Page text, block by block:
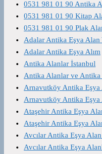
0531 981 01 90 Antika
0531 981 01 90 Kitap
0531 981 01 90 Plak
Adalar Antika Eşya Alan
Adalar Antika Eşya Alım
Antika Alanlar İstanbul
Antika Alanlar ve Antika
Arnavutköy Antika Eşya
Arnavutköy Antika Eşya
Ataşehir Antika Eşya
Ataşehir Antika Eşya
Avcılar Antika Eşya
Avcılar Antika Eşya